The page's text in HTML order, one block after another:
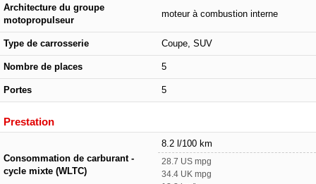
Architecture du groupe
motopropulseur
moteur à combustion interne
Type de carrosserie Coupe, SUV
Nombre de places 5
Portes 5
Prestation
Consommation de carburant -
cycle mixte (WLTC)
8.2 l/100 km
28.7 US mpg
34.4 UK mpg